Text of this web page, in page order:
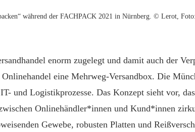
während der FACHPACK 2021 in Nürnberg. © Lerot,
enorm zugelegt und damit auch der
eine Mehrweg-Versandbox. Die
und Logistikprozesse. Das Konzept sieht vor,
Onlinehändler*innen und Kund*innen
Gewebe, robusten Platten und